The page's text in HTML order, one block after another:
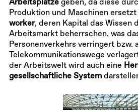
Arbeitsplätze geben, da diese
Produktion und Maschinen ersetzt
worker, deren Kapital das Wissen
Arbeitsmarkt beherrschen, was
Personenverkehrs verringert bzw.
Telekommunikationswege
der Arbeitswelt wird auch eine
gesellschaftliche System